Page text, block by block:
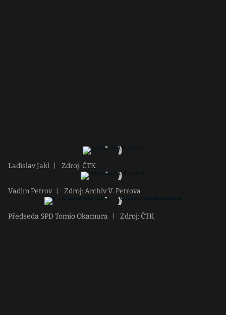
Ladislav Jakl Zdroj: ČTK
Vadim Petrov Zdroj: Archiv V. Petrova
Předseda SPD Tomio Okamura Zdroj: ČTK